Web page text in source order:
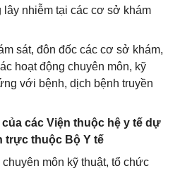
lây nhiễm tại các cơ sở khám
sát, đôn đốc các cơ sở khám,
hoạt động chuyên môn, kỹ
với bệnh, dịch bệnh truyền
các Viện thuộc hệ y tế dự
trực thuộc Bộ Y tế
môn kỹ thuật, tổ chức